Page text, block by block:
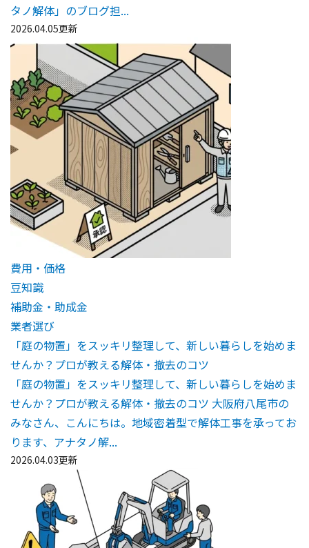
タノ解体」のブログ担...
2026.04.05更新
費用・価格
豆知識
補助金・助成金
業者選び
「庭の物置」をスッキリ整理して、新しい暮らしを始めま
せんか？プロが教える解体・撤去のコツ
「庭の物置」をスッキリ整理して、新しい暮らしを始めま
せんか？プロが教える解体・撤去のコツ 大阪府八尾市の
みなさん、こんにちは。地域密着型で解体工事を承ってお
ります、アナタノ解...
2026.04.03更新